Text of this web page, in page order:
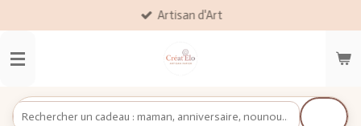
au
contenu
principal
Artisan d'Art